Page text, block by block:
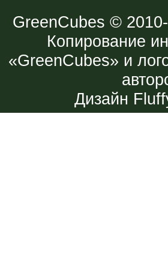
GreenCubes ©
Копирование
«GreenCubes» и
Дизайн